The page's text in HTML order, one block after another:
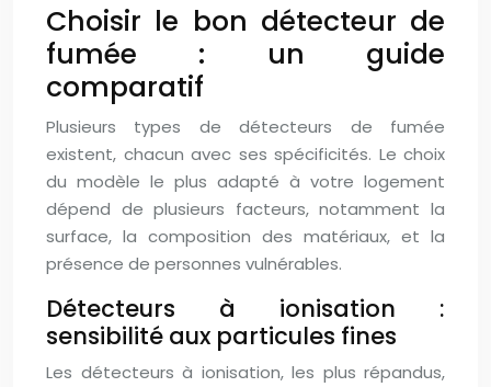
Choisir le bon détecteur de
fumée : un guide
comparatif
Plusieurs types de détecteurs de fumée
existent, chacun avec ses spécificités. Le choix
du modèle le plus adapté à votre logement
dépend de plusieurs facteurs, notamment la
surface, la composition des matériaux, et la
présence de personnes vulnérables.
Détecteurs à ionisation :
sensibilité aux particules fines
Les détecteurs à ionisation, les plus répandus,